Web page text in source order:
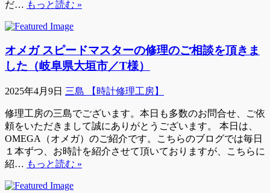
だ… もっと読む »
オメガ スピードマスターの修理のご相談を頂きま
した（岐阜県大垣市／T様）
2025年4月9日 三島 【時計修理工房】
修理工房の三島でございます。本日も多数のお問合せ、ご依
頼をいただきまして誠にありがとうございます。 本日は、
OMEGA（オメガ）のご紹介です。こちらのブログでは毎日
１本ずつ、お時計を紹介させて頂いておりますが、こちらに
紹… もっと読む »